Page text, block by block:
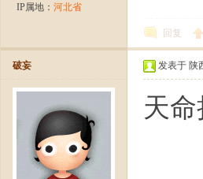
IP属地： 河北省
回复
破妄 发表于 陕
天